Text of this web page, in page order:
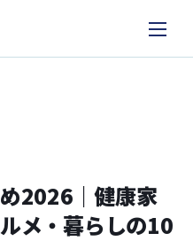
2026｜健康家
メ・暮らしの10